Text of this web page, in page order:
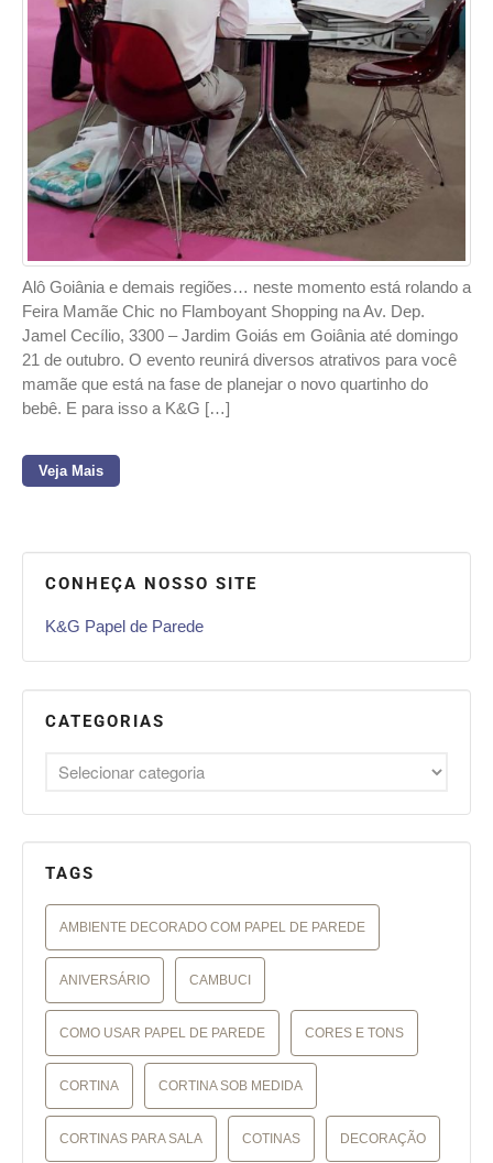
Alô Goiânia e demais regiões… neste momento está rolando a
Feira Mamãe Chic no Flamboyant Shopping na Av. Dep.
Jamel Cecílio, 3300 – Jardim Goiás em Goiânia até domingo
21 de outubro. O evento reunirá diversos atrativos para você
mamãe que está na fase de planejar o novo quartinho do
bebê. E para isso a K&G […]
Veja Mais
CONHEÇA NOSSO SITE
K&G Papel de Parede
CATEGORIAS
TAGS
AMBIENTE DECORADO COM PAPEL DE PAREDE
ANIVERSÁRIO CAMBUCI
COMO USAR PAPEL DE PAREDE CORES E TONS
CORTINA CORTINA SOB MEDIDA
CORTINAS PARA SALA COTINAS DECORAÇÃO